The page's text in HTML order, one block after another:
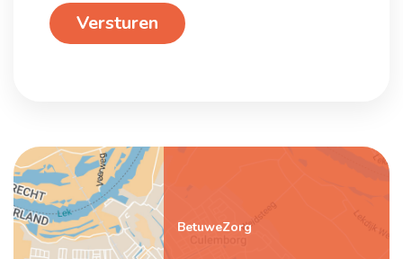
(Vereist)Versturen
BetuweZorg